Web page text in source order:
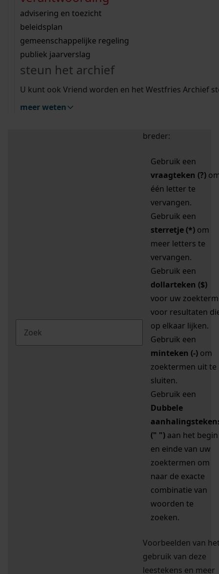
bouwvergunningen
omgevingsvergunningen
vergunningen
beeld en geluid
uitleg nodig?
Wij helpen u op weg met een aantal zoektips.
bekijk alle zoektips
Wij helpen u op weg met een aantal zoektips.
bekijk alle zoektips
bekijk ons geschiedenislokaal
advisering en toezicht
beleidsplan
gemeenschappelijke regeling
publiek jaarverslag
steun het archief
U kunt ook Vriend worden en het Westfries Archief
meer weten
zoektips
Mijn Studiezaal (inloggen)
uw zoekopdracht te
breder:
Gebruik een
vraagteken (?)
één letter te
vervangen.
Gebruik een
sterretje (*) om
meer letters te
vervangen.
Gebruik een
dollarteken ($)
voor uw zoekterm
voor resultaten
op elkaar lijken.
Gebruik een
minteken (-) om
zoektermen uit te
sluiten.
Gebruik een
Dubbele
(" ") aan het begin
en einde van uw
zoektermen om
naar de exacte
combinatie van
woorden te
zoeken.
Voorbeelden van
gebruik van deze
leestekens en meer